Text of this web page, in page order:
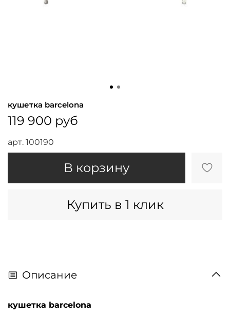
арт. 100190
кушетка barcelona
119 900 руб
В корзину
Купить в 1 клик
Описание
кушетка barcelona